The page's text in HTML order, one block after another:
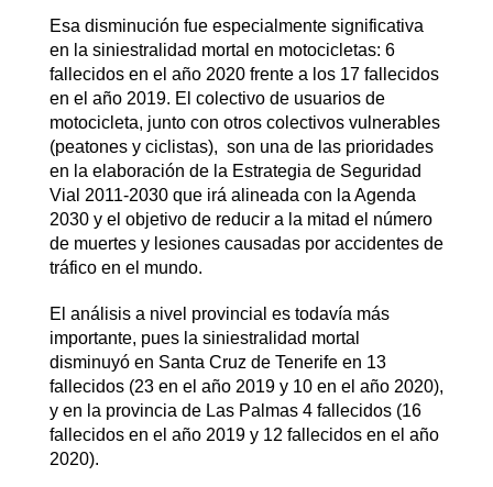
Esa disminución fue especialmente significativa
en la siniestralidad mortal en motocicletas: 6
fallecidos en el año 2020 frente a los 17 fallecidos
en el año 2019. El colectivo de usuarios de
motocicleta, junto con otros colectivos vulnerables
(peatones y ciclistas), son una de las prioridades
en la elaboración de la Estrategia de Seguridad
Vial 2011-2030 que irá alineada con la Agenda
2030 y el objetivo de reducir a la mitad el número
de muertes y lesiones causadas por accidentes de
tráfico en el mundo.
El análisis a nivel provincial es todavía más
importante, pues la siniestralidad mortal
disminuyó en Santa Cruz de Tenerife en 13
fallecidos (23 en el año 2019 y 10 en el año 2020),
y en la provincia de Las Palmas 4 fallecidos (16
fallecidos en el año 2019 y 12 fallecidos en el año
2020).